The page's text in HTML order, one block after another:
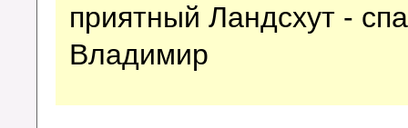
приятный Ландсхут -
Владимир